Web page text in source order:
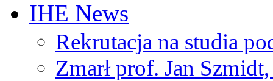
IHE News
Rekrutacja na studia
Zmarł prof. Jan